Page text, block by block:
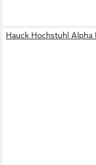
Hauck Hochstuhl